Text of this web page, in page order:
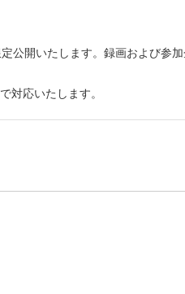
公開いたします。録画および参
対応いたします。